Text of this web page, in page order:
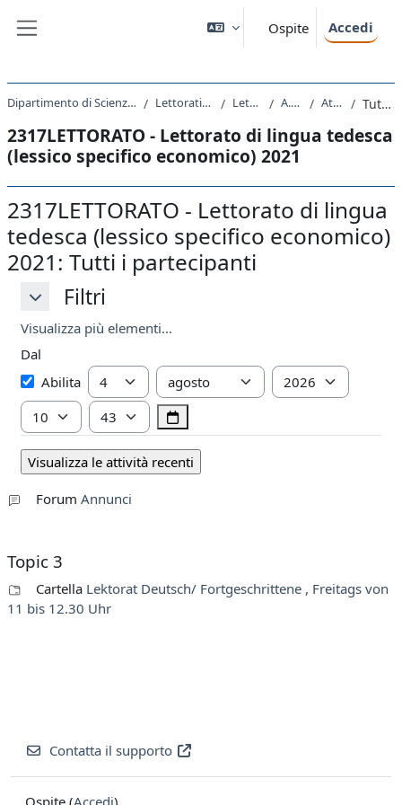
Ospite Accedi
Dipartimento di Scienze Economiche, Aziendali, Matematiche e Statistiche Lettorati e altre attivita' didattiche Lettorati - Lettorati A.A. 2021 - 2022 Attività recente Tutti i partecipanti
2317LETTORATO - Lettorato di lingua tedesca
(lessico specifico economico) 2021
2317LETTORATO - Lettorato di lingua
tedesca (lessico specifico economico)
2021: Tutti i partecipanti
Filtri
Filtri Filtri
Visualizza più elementi...
Dal
DalAbilita Giorno Mese
Anno
Ora
Minuto
Forum Annunci
Topic 3
Cartella Lektorat Deutsch/ Fortgeschrittene , Freitags von
11 bis 12.30 Uhr
Contatta il supporto
Ospite (Accedi)